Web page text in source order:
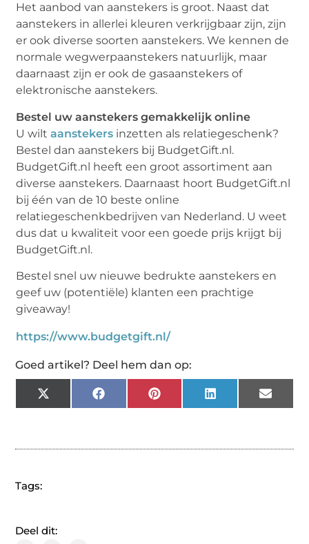
Het aanbod van aanstekers is groot. Naast dat
aanstekers in allerlei kleuren verkrijgbaar zijn, zijn
er ook diverse soorten aanstekers. We kennen de
normale wegwerpaanstekers natuurlijk, maar
daarnaast zijn er ook de gasaanstekers of
elektronische aanstekers.
Bestel uw aanstekers gemakkelijk online
U wiltaanstekers inzetten als relatiegeschenk?
Bestel dan aanstekers bij BudgetGift.nl.
BudgetGift.nl heeft een groot assortiment aan
diverse aanstekers. Daarnaast hoort BudgetGift.nl
bij één van de 10 beste online
relatiegeschenkbedrijven van Nederland. U weet
dus dat u kwaliteit voor een goede prijs krijgt bij
BudgetGift.nl.
Bestel snel uw nieuwe bedrukte aanstekers en
geef uw (potentiële) klanten een prachtige
giveaway!
https://www.budgetgift.nl/
Goed artikel? Deel hem dan op:
X
(Twitter)
Facebook Pinterest LinkedIn Email
Tags:
Deel dit: